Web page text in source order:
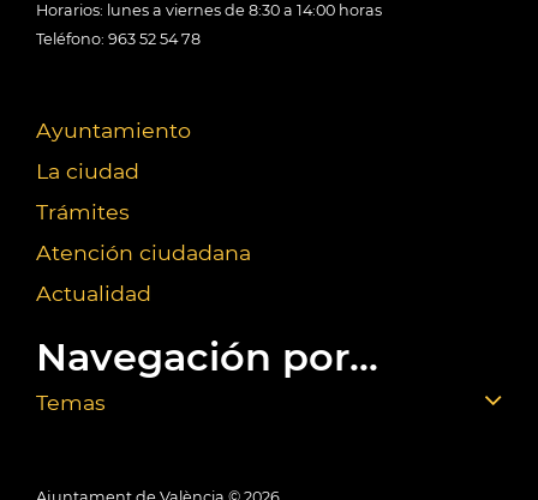
Horarios: lunes a viernes de 8:30 a 14:00 horas
Teléfono: 963 52 54 78
Ayuntamiento
La ciudad
Trámites
Atención ciudadana
Actualidad
Navegación por...
Temas